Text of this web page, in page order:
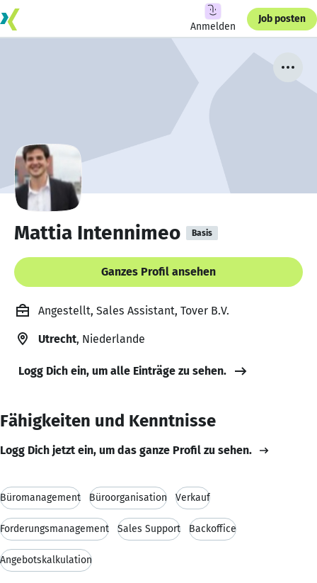
Anmelden
Job posten
Mattia Intennimeo Basis
Ganzes Profil ansehen
Angestellt, Sales Assistant, Tover B.V.
Utrecht, Niederlande
Logg Dich ein, um alle Einträge zu sehen.
Fähigkeiten und Kenntnisse
Logg Dich jetzt ein, um das ganze Profil zu sehen.
Büromanagement Büroorganisation Verkauf
Forderungsmanagement Sales Support Backoffice
Angebotskalkulation